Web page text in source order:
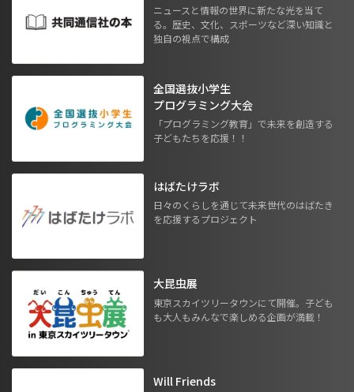
ニュースと情報の世界に新たな光を当て
る。歴史、文化、スポーツなど深い知識と
独自の視点で構成
全国選抜小学生
プログラミング大会
「プログラミング教育」で未来を創造する
子どもたちを応援！！
はばたけラボ
日々のくらしを通じて未来世代のはばたき
を応援するプロジェクト
大昆虫展
東京スカイツリータウンにて開催。子ども
も大人もみんなで楽しめる企画が満載！
Will Friends